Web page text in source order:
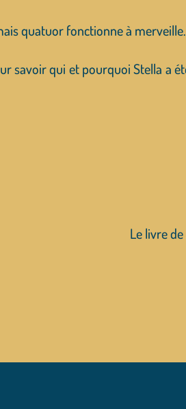
quatuor fonctionne à merveille.
savoir qui et pourquoi Stella a
Le livre